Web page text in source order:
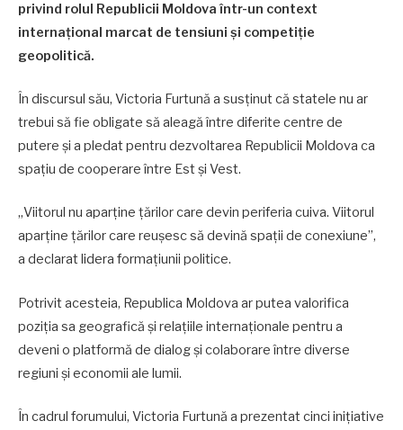
privind rolul Republicii Moldova într-un context
internațional marcat de tensiuni și competiție
geopolitică.
În discursul său, Victoria Furtună a susținut că statele nu ar
trebui să fie obligate să aleagă între diferite centre de
putere și a pledat pentru dezvoltarea Republicii Moldova ca
spațiu de cooperare între Est și Vest.
„Viitorul nu aparține țărilor care devin periferia cuiva. Viitorul
aparține țărilor care reușesc să devină spații de conexiune”,
a declarat lidera formațiunii politice.
Potrivit acesteia, Republica Moldova ar putea valorifica
poziția sa geografică și relațiile internaționale pentru a
deveni o platformă de dialog și colaborare între diverse
regiuni și economii ale lumii.
În cadrul forumului, Victoria Furtună a prezentat cinci inițiative